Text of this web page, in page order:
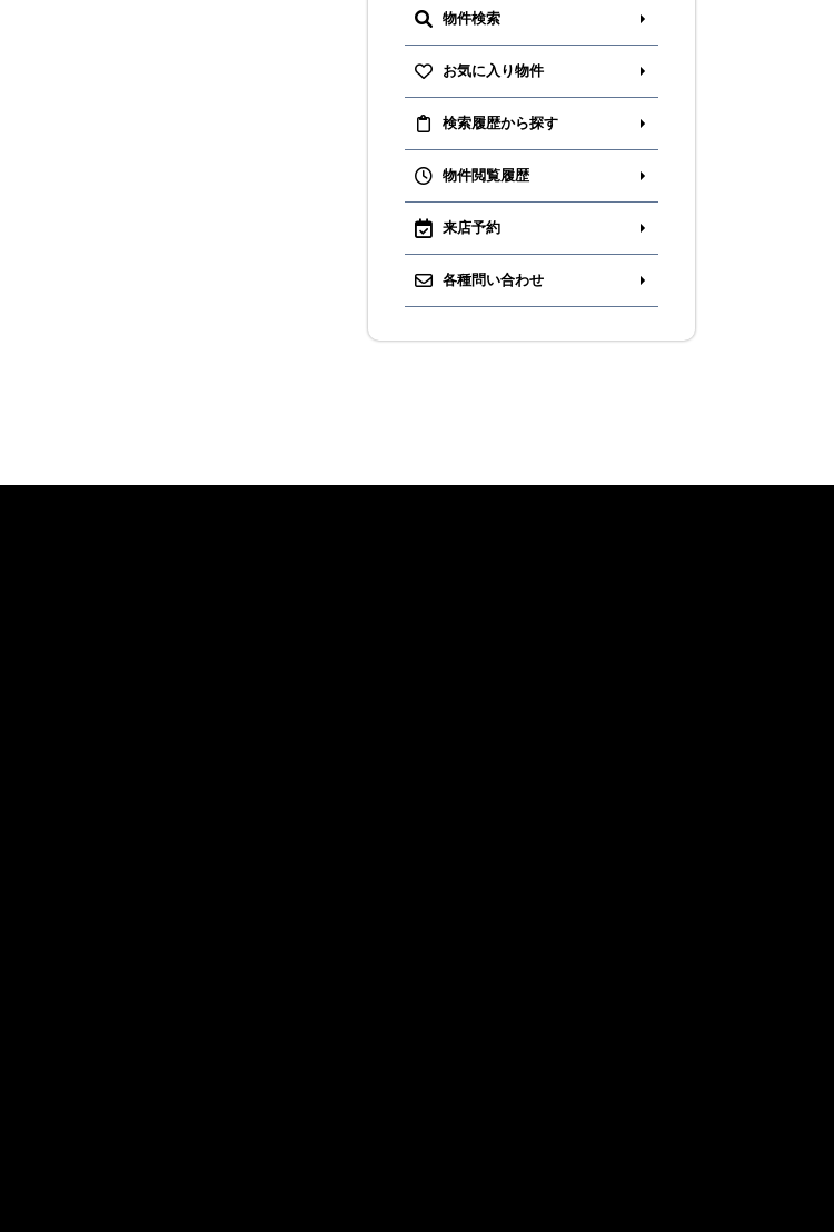
物件検索
お気に入り物件
検索履歴から探す
物件閲覧履歴
来店予約
各種問い合わせ